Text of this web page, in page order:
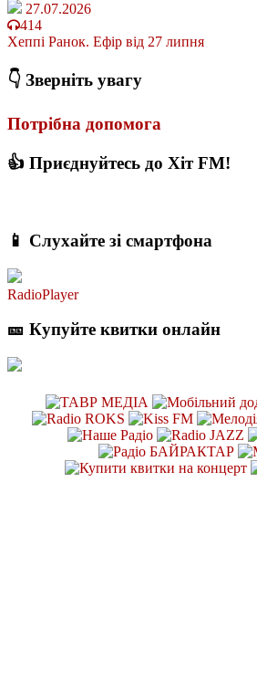
27.07.2026
414
Хеппі Ранок. Ефір від 27 липня
👇 Зверніть увагу
Потрібна допомога
👍 Приєднуйтесь до Хіт FM!
📱 Слухайте зі смартфона
RadioPlayer
🎫 Купуйте квитки онлайн